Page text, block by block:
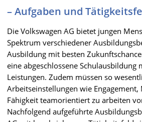
– Aufgaben und
Die Volkswagen AG bietet jungen
Spektrum verschiedener
Ausbildung mit besten
eine abgeschlossene Schulausbildung
Leistungen. Zudem müssen so
Arbeitseinstellungen wie
Fähigkeit teamorientiert zu arbeiten
Nachfolgend aufgeführte